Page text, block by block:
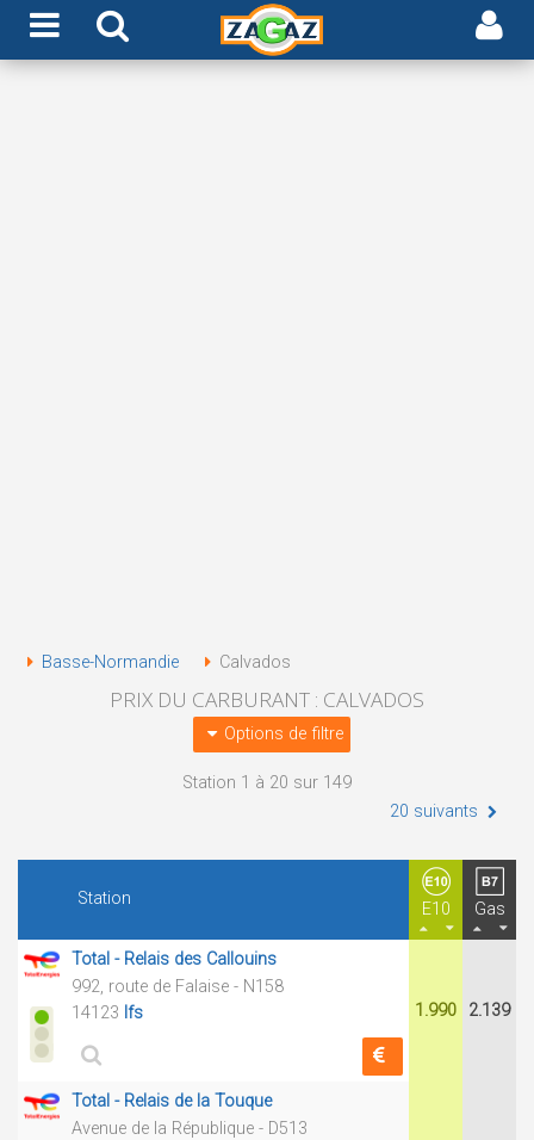
Basse-Normandie Calvados
PRIX DU CARBURANT : CALVADOS
Options de filtre
Station 1 à 20 sur 149
20 suivants
Station
E10 Gas
Total - Relais des Callouins
992, route de Falaise - N158
14123 Ifs 1.990 2.139
Total - Relais de la Touque
Avenue de la République - D513